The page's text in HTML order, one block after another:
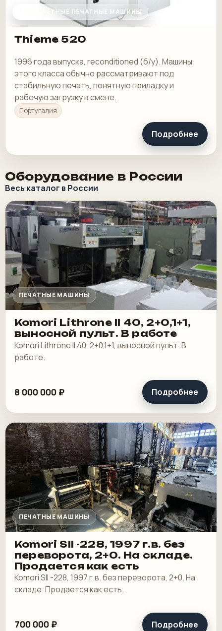
ТРАФАРЕТНЫЕ ПЕЧАТНЫЕ МАШИНЫ
Thieme 520
1996 года выпуска, reconditioned (б/у). Машины
этого класса обычно рассматривают под
стабильную печать, понятную приладку и
рабочую загрузку в смене.
Португалия
Подробнее
Оборудование в России
Весь каталог в России
ПЕЧАТНЫЕ МАШИНЫ
Komori Lithrone II 40, 2+0,1+1,
выносной пульт. В работе
Komori Lithrone II 40, 2+0,1+1, выносной пульт. В
работе.
8 000 000 ₽ Подробнее
ПЕЧАТНЫЕ МАШИНЫ
Komori SII -228, 1997 г.в. без
переворота, 2+0. На складе.
Продается как есть
Komori SII -228, 1997 г.в. без переворота, 2+0. На
складе. Продается как есть.
700 000 ₽ Подробнее